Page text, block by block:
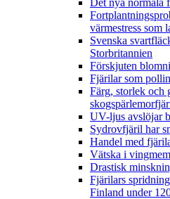
värmestress som
Svenska
Storbritannien
Förskjuten
Fjärilar som
Färg, storlek och
UV-ljus avslöjar
Sydrovfjäril har
Handel med
Vätska i
Drastisk
Fjärilars
Finland under